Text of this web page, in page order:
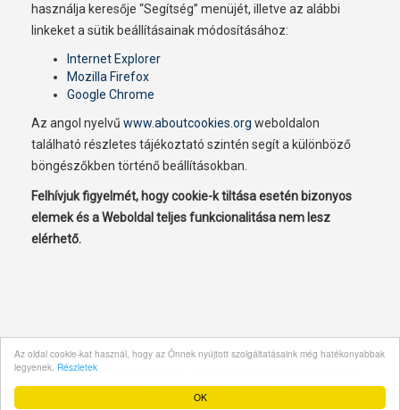
OK
Az oldal cookie-kat használ, hogy az Önnek nyújtott szolgáltatásaink még hatékonyabbak
legyenek. Részletek
használja keresője “Segítség” menüjét, illetve az alábbi
linkeket a sütik beállításainak módosításához:
Internet Explorer
Mozilla Firefox
Google Chrome
Az angol nyelvű www.aboutcookies.org weboldalon
található részletes tájékoztató szintén segít a különböző
böngészőkben történő beállításokban.
Felhívjuk figyelmét, hogy cookie-k tiltása esetén bizonyos
elemek és a Weboldal teljes funkcionalitása nem lesz
elérhető.
© 2026 Exiom.hu napelem panelek
fenntartva! |Cookie szabályzat